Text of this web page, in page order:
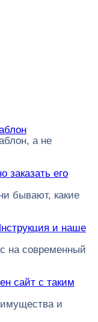
а не
его
бывают, какие
и наше
на современный
сайт с таким
и